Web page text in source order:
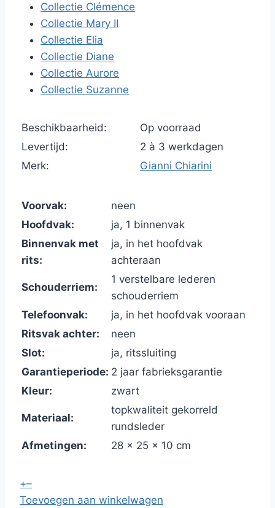
Collectie Clémence
Collectie Mary II
Collectie Elia
Collectie Diane
Collectie Aurore
Collectie Suzanne
Beschikbaarheid:
Op voorraad
Levertijd:
2 à 3 werkdagen
Merk:
Gianni Chiarini
Voorvak:
neen
Hoofdvak:
ja, 1 binnenvak
Binnenvak met
rits:
ja, in het hoofdvak
achteraan
Schouderriem:
1 verstelbare lederen
schouderriem
Telefoonvak:
ja, in het hoofdvak vooraan
Ritsvak achter:
neen
Slot:
ja, ritssluiting
Garantieperiode: 2 jaar fabrieksgarantie
Kleur:
zwart
Materiaal:
topkwaliteit gekorreld
rundsleder
Afmetingen:
28 x 25 x 10 cm
+–
Toevoegen aan winkelwagen